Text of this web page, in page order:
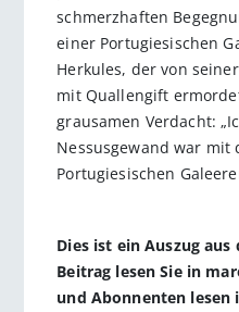
schmerzhaften
einer Portugiesischen
Herkules, der von
mit Quallengift
grausamen Verdacht:
Nessusgewand war mit
Portugiesischen
Dies ist ein Auszug aus
Beitrag lesen Sie in
und Abonnenten lesen